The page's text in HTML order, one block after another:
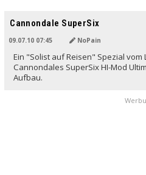
Cannondale SuperSix
09.07.10 07:45 NoPain
Ein "Solist auf Reisen" Spezial
Cannondales SuperSix HI-Mod
Aufbau.